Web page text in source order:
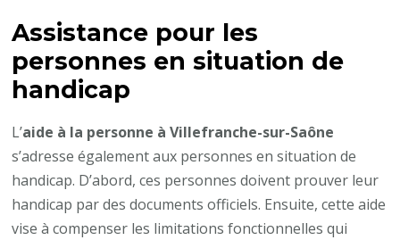
Assistance pour les
personnes en situation de
handicap
L’aide à la personne à Villefranche-sur-Saône
s’adresse également aux personnes en situation de
handicap. D’abord, ces personnes doivent prouver leur
handicap par des documents officiels. Ensuite, cette aide
vise à compenser les limitations fonctionnelles qui